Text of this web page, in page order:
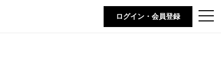
t
o
ログイン・会員登録